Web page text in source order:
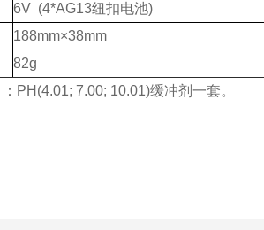
6V (4*AG13纽扣电池)
188mm×38mm
82g
：PH(4.01; 7.00; 10.01)缓冲剂一套。